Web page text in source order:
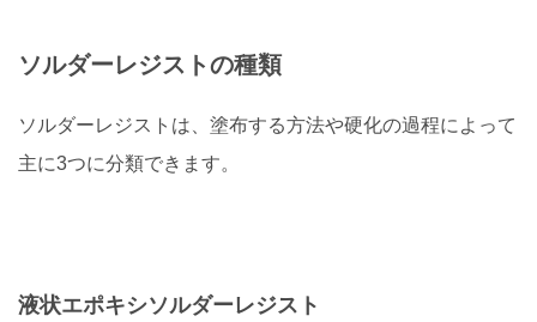
ソルダーレジストの種類
ソルダーレジストは、塗布する方法や硬化の過程によって
主に3つに分類できます。
液状エポキシソルダーレジスト